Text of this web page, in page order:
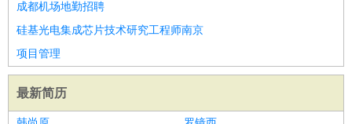
成都机场地勤招聘
硅基光电集成芯片技术研究工程师南京
项目管理
最新简历